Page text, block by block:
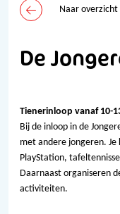
Naar overzicht
De
Tienerinloop vanaf 10-
Bij de inloop in de
met andere jongeren.
PlayStation,
Daarnaast organiseren
activiteiten.